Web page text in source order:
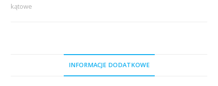
kątowe
INFORMACJE DODATKOWE